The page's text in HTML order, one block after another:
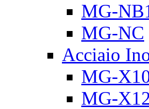
MG-
MG-NC
Acciaio
MG-
MG-